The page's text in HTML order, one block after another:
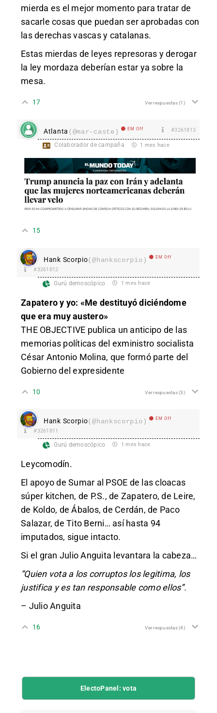
mierda es el mejor momento para tratar de
sacarle cosas que puedan ser aprobadas con
las derechas vascas y catalanas.
Estas mierdas de leyes represoras y derogar
la ley mordaza deberían estar ya sobre la
mesa.
17 Ver respuestas(1)
Atlanta (@mar-caste) EM Off #3261813
Colaborador de campaña 1 mes hace
15
Hank Scorpio(@hankscorpio) EM Off
#3261812
Gurú demoscópico 1 mes hace
Zapatero y yo: «Me destituyó diciéndome
que era muy austero»
THE OBJECTIVE publica un anticipo de las
memorias políticas del exministro socialista
César Antonio Molina, que formó parte del
Gobierno del expresidente
10 Ver respuestas(3)
Hank Scorpio(@hankscorpio) EM Off
#3261811
Gurú demoscópico 1 mes hace
Leycomodín.
El apoyo de Sumar al PSOE de las cloacas
súper kitchen, de P.S., de Zapatero, de Leire,
de Koldo, de Ábalos, de Cerdán, de Paco
Salazar, de Tito Berni… así hasta 94
imputados, sigue intacto.
Si el gran Julio Anguita levantara la cabeza…
“Quien vota a los corruptos los legitima, los
justifica y es tan responsable como ellos”.
– Julio Anguita
16 Ver respuestas(4)
ElectoPanel: vota